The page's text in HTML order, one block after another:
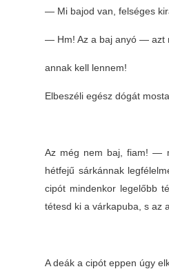
— Mi bajod van, felséges
— Hm! Az a baj anyó — azt
annak kell lennem!
Elbeszéli egész dógát
Az még nem baj, fiam! —
hétfejű sárkánnak
cipót mindenkor legelőbb
tétesd ki a várkapuba, s az
A deák a cipót eppen úgy